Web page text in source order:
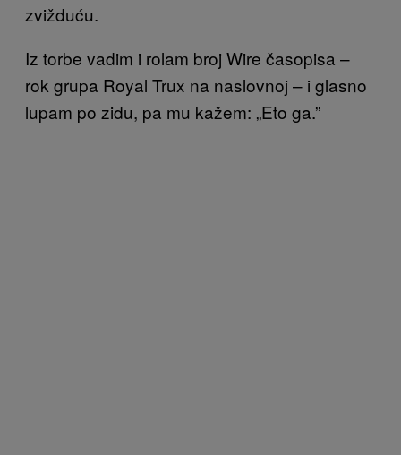
zvižduću.
Iz torbe vadim i rolam broj Wire časopisa –
rok grupa Royal Trux na naslovnoj – i glasno
lupam po zidu, pa mu kažem: „Eto ga.”